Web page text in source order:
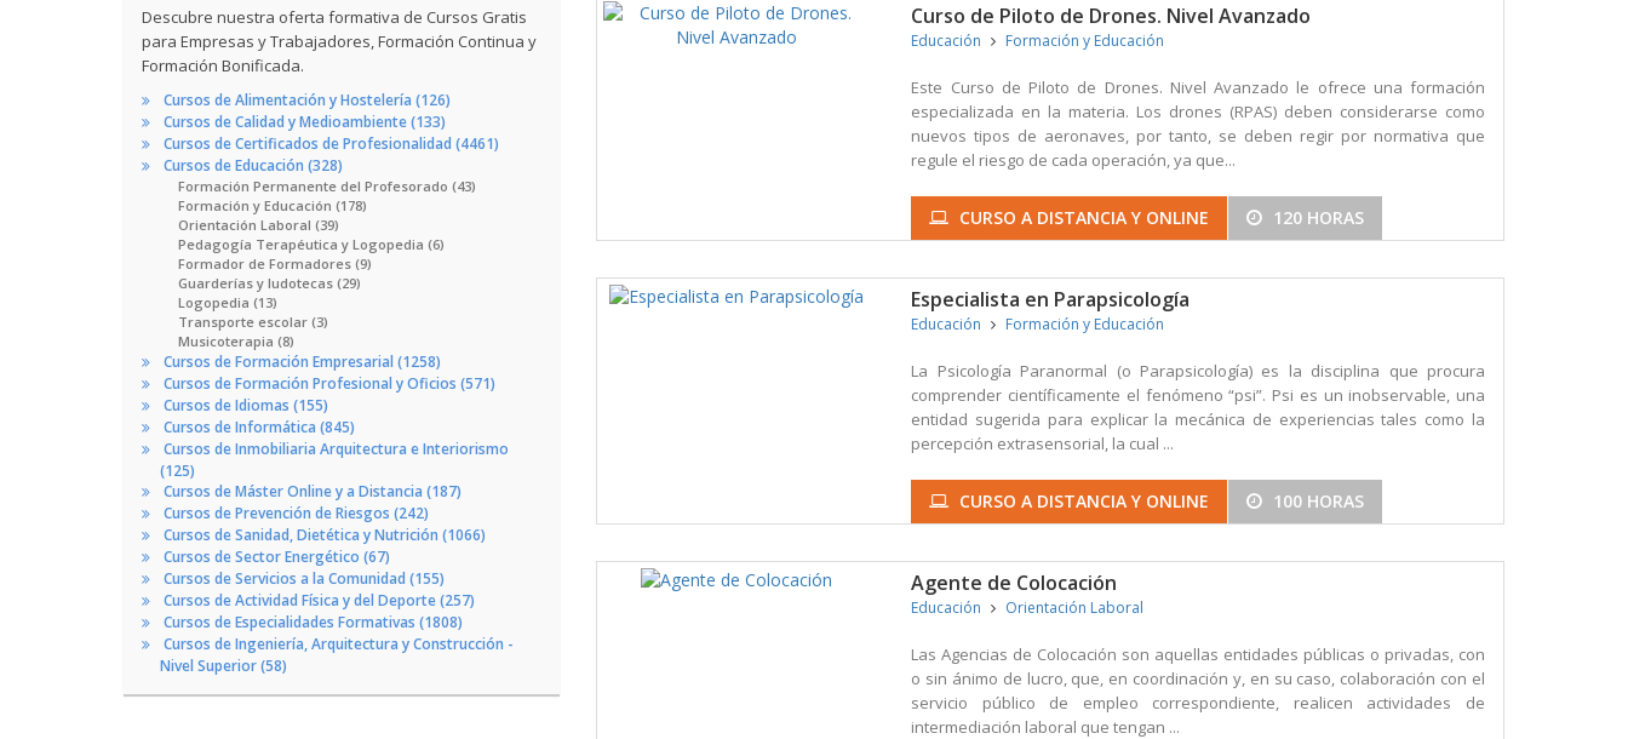
Curso de Piloto de Drones. Nivel Avanzado
Educación Formación y Educación
Este Curso de Piloto de Drones. Nivel Avanzado le ofrece una formación
especializada en la materia. Los drones (RPAS) deben considerarse como
nuevos tipos de aeronaves, por tanto, se deben regir por normativa que
regule el riesgo de cada operación, ya que...
CURSO A DISTANCIA Y ONLINE 120 HORAS
Especialista en Parapsicología
Educación Formación y Educación
La Psicología Paranormal (o Parapsicología) es la disciplina que procura
comprender científicamente el fenómeno “psi”. Psi es un inobservable, una
entidad sugerida para explicar la mecánica de experiencias tales como la
percepción extrasensorial, la cual ...
CURSO A DISTANCIA Y ONLINE 100 HORAS
Agente de Colocación
Educación Orientación Laboral
Las Agencias de Colocación son aquellas entidades públicas o privadas, con
o sin ánimo de lucro, que, en coordinación y, en su caso, colaboración con el
servicio público de empleo correspondiente, realicen actividades de
intermediación laboral que tengan ...
Descubre nuestra oferta formativa de Cursos Gratis
para Empresas y Trabajadores, Formación Continua y
Formación Bonificada.
Cursos de Alimentación y Hostelería (126)
Cursos de Calidad y Medioambiente (133)
Cursos de Certificados de Profesionalidad (4461)
Cursos de Educación (328)
Formación Permanente del Profesorado (43)
Formación y Educación (178)
Orientación Laboral (39)
Pedagogía Terapéutica y Logopedia (6)
Formador de Formadores (9)
Guarderías y ludotecas (29)
Logopedia (13)
Transporte escolar (3)
Musicoterapia (8)
Cursos de Formación Empresarial (1258)
Cursos de Formación Profesional y Oficios (571)
Cursos de Idiomas (155)
Cursos de Informática (845)
Cursos de Inmobiliaria Arquitectura e Interiorismo
(125)
Cursos de Máster Online y a Distancia (187)
Cursos de Prevención de Riesgos (242)
Cursos de Sanidad, Dietética y Nutrición (1066)
Cursos de Sector Energético (67)
Cursos de Servicios a la Comunidad (155)
Cursos de Actividad Física y del Deporte (257)
Cursos de Especialidades Formativas (1808)
Cursos de Ingeniería, Arquitectura y Construcción -
Nivel Superior (58)